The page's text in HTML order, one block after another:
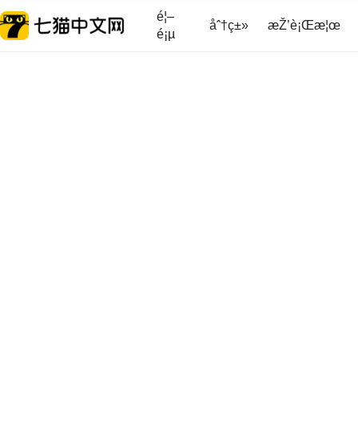
é¦–
é¡µ
åˆ†ç±» æŽ’è¡Œæ¦œ